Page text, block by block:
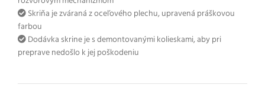
Skriňa je zváraná z oceľového plechu, upravená práškovou
farbou
Dodávka skrine je s demontovanými kolieskami, aby pri
preprave nedošlo k jej poškodeniu